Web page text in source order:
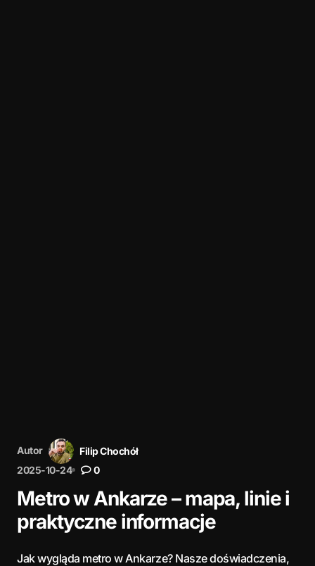
Autor
Filip Chochół
2025-10-24
0
Metro w Ankarze – mapa, linie i
praktyczne informacje
Jak wygląda metro w Ankarze? Nasze doświadczenia,